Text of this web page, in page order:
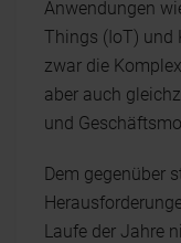
Anwendungen
Things (IoT) und
zwar die
aber auch
und
Dem gegenüber
Laufe der Jahre